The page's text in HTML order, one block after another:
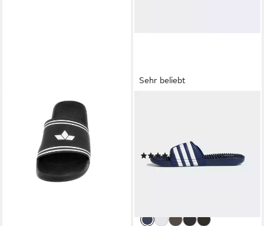
Badesandale Coast
Badepantolette
lieferbar - in 2-3 Werktagen bei dir
Sehr beliebt
Badesandale Badelatschen
(956)
ab 23,99 € UVP30,00 €